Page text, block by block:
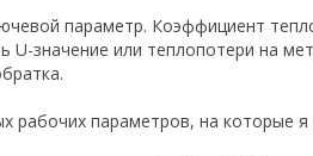
параметр. Коэффициент
U-значение или теплопотери на
рабочих параметров, на которые